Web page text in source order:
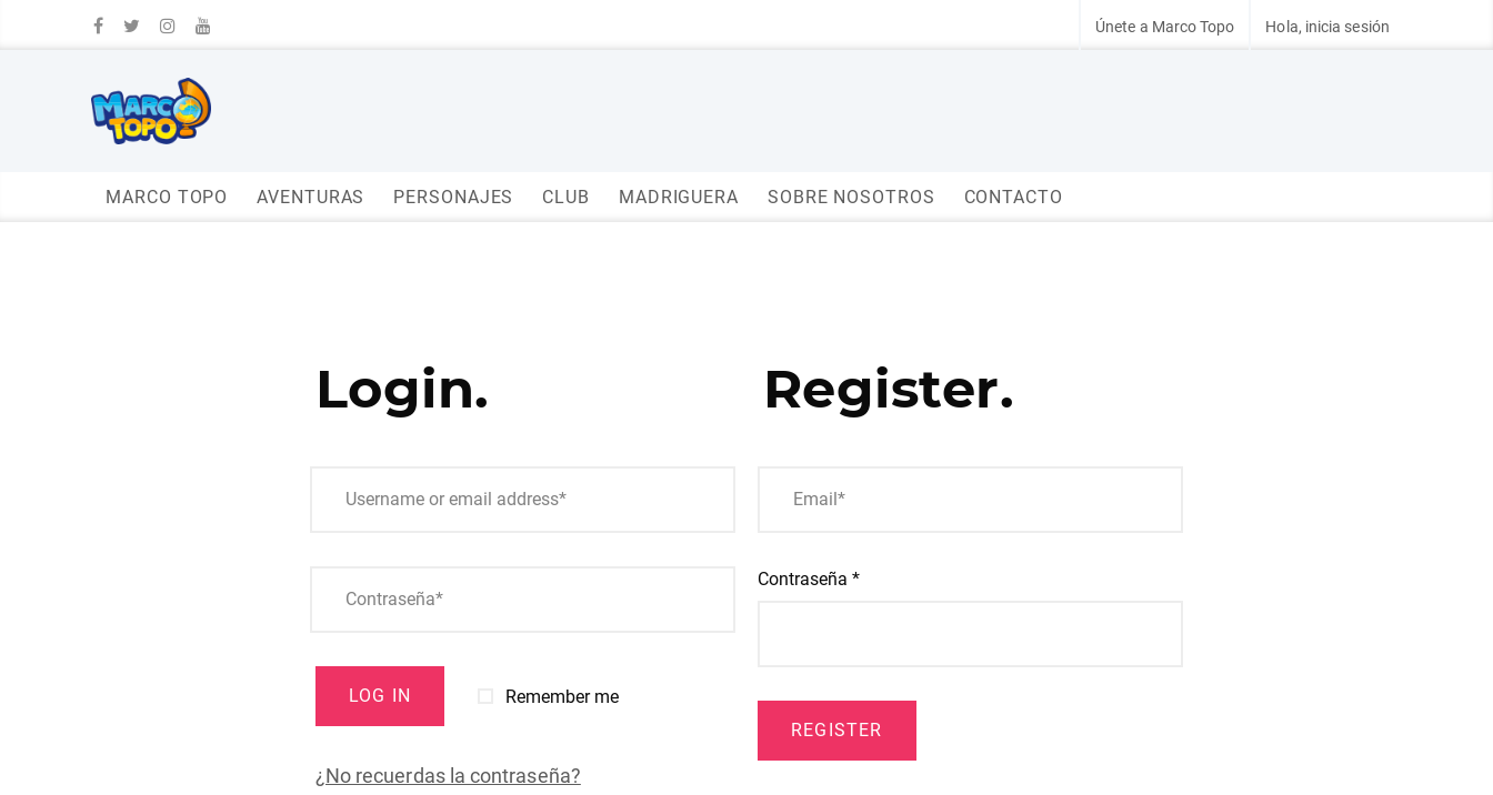
Únete a Marco Topo Hola, inicia sesión
MARCO TOPO AVENTURAS PERSONAJES CLUB MADRIGUERA SOBRE NOSOTROS CONTACTO
Login.
LOG IN Remember me
¿No recuerdas la contraseña?
Register.
Contraseña *
REGISTER